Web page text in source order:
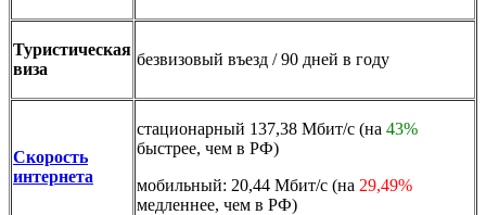
Туристическая
виза
безвизовый въезд / 90 дней в году
Скорость
интернета
стационарный 137,38 Мбит/с (на 43%
быстрее, чем в РФ)
мобильный: 20,44 Мбит/с (на 29,49%
медленнее, чем в РФ)